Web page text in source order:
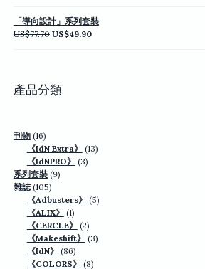
價
格：
US$77.70。
價
格：
「導向設計」系列套裝
US$77.70 原
US$77.70。
US$49.90目
產品分類
刊物 1616
個
產
品
《IdN Extra》 1313
《IdNPRO》 33
品
系列套裝 99
產
品
雜誌 105105
個
產
品
《Adbusters》 55
品
《ALIX》 11
個
產
品
《CERCLE》 22
個
品
《Makeshift》 33
《IdN》 8686
個
《COLORS》 88